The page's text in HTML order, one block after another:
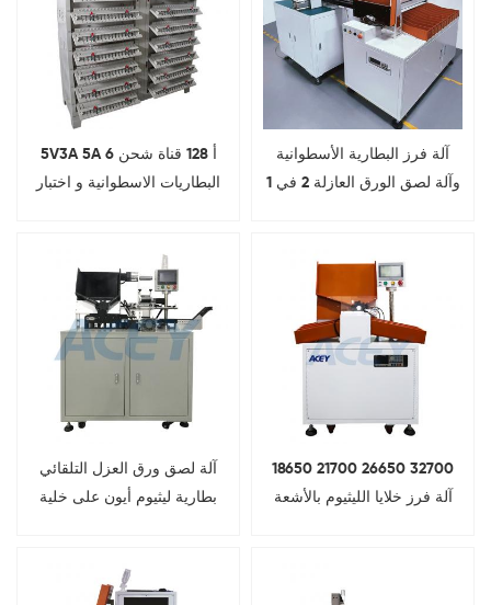
5V3A 5A 6 أ 128 قناة شحن
البطاريات الاسطوانية و اختبار
آلة فرز البطارية الأسطوانية
وآلة لصق الورق العازلة 2 في 1
آلة لصق ورق العزل التلقائي
بطارية ليثيوم أيون على خلية
18650 21700 26650 32700
آلة فرز خلايا الليثيوم بالأشعة